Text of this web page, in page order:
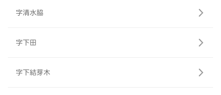
字清水脇
字下田
字下結芽木